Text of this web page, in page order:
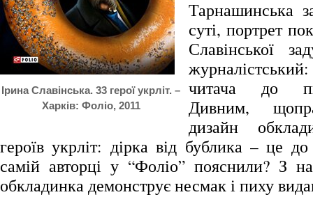
Ірина Славінська. 33 герої укрліт. –
Харків: Фоліо, 2011
Тарнашинська
суті, портрет
Славінської
журналістський:
читача до
Дивним,
дизайн
героїв укрліт: дірка від бублика – це
самій авторці у “Фоліо” пояснили? З
обкладинка демонструє несмак і пиху